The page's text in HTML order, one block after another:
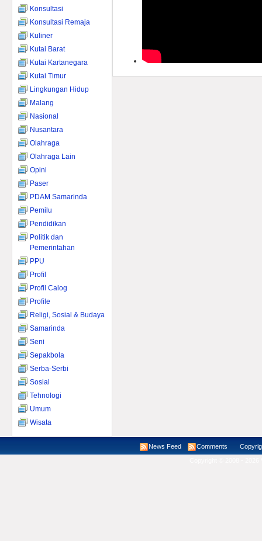
Konsultasi
Konsultasi Remaja
Kuliner
Kutai Barat
Kutai Kartanegara
Kutai Timur
Lingkungan Hidup
Malang
Nasional
Nusantara
Olahraga
Olahraga Lain
Opini
Paser
PDAM Samarinda
Pemilu
Pendidikan
Politik dan
Pemerintahan
PPU
Profil
Profil Calog
Profile
Religi, Sosial & Budaya
Samarinda
Seni
Sepakbola
Serba-Serbi
Sosial
Tehnologi
Umum
Wisata
News Feed Comments Copyright